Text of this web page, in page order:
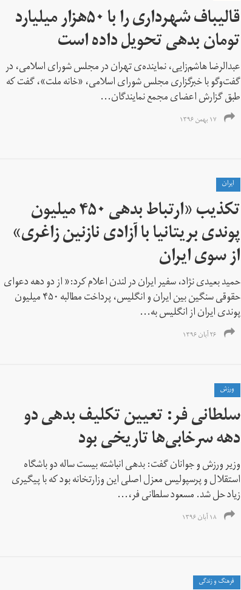
قالیباف شهرداری را با ۵۰هزار میلیارد
تومان بدهی تحویل داده است
عبدالرضا هاشم‌زایی، نماینده‌ی تهران در مجلس شورای اسلامی، در
گفت‌وگو با خبرگزاری مجلس شورای اسلامی، «خانه ملت»، گفت که
طبق گزارش اعضای مجمع نمایندگان...
۱۷ بهمن ۱۳۹۶
ايران
تکذیب «ارتباط بدهی ۴۵۰ میلیون
پوندی بریتانیا با آزادی نازنین زاغری»
از سوی ایران
حمید بعیدی نژاد، سفیر ایران در لندن اعلام کرد:‌« از دو دهه دعوای
حقوقی سنگین بین ایران و انگلیس، پرداخت مطالبه ۴۵۰ میلیون
پوندی ایران از انگلیس به...
۲۶ آبان ۱۳۹۶
ورزش
سلطانی فر: تعیین تکلیف بدهی دو
دهه سرخابی‌ها تاریخی بود
وزیر ورزش و جوانان گفت: بدهی انباشته بیست ساله دو باشگاه
استقلال و پرسپولیس معزل اصلی این وزارتخانه بود که با پیگیری
زیاد حل شد. مسعود سلطانی فر،...
۱۸ آبان ۱۳۹۶
فرهنگ و زندگی